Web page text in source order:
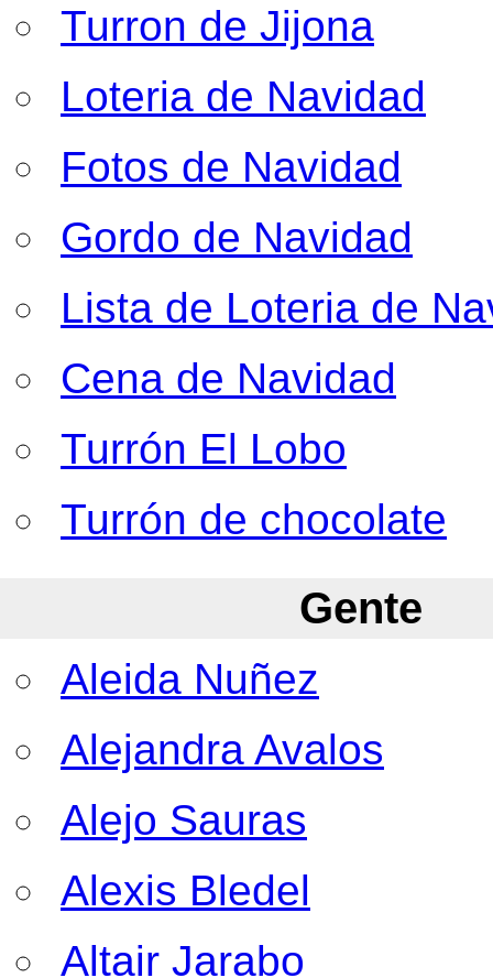
Turron de Jijona
Loteria de Navidad
Fotos de Navidad
Gordo de Navidad
Lista de Loteria de
Cena de Navidad
Turrón El Lobo
Turrón de chocolate
Gente
Aleida Nuñez
Alejandra Avalos
Alejo Sauras
Alexis Bledel
Altair Jarabo